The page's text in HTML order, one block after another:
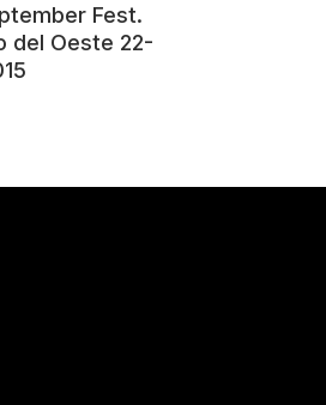
Fest.
del Oeste 22-